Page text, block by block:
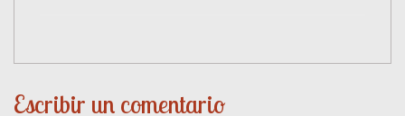
Escribir un comentario